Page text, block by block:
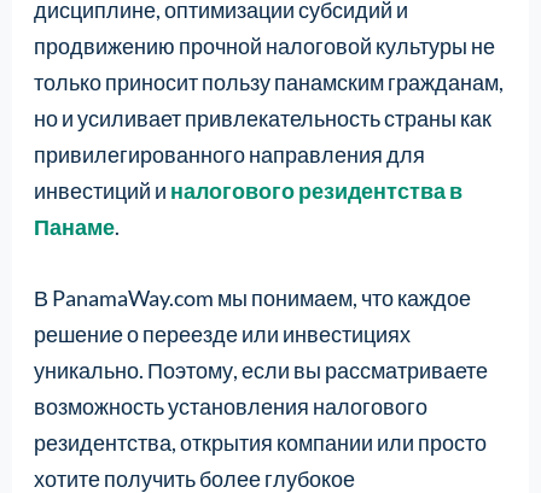
дисциплине, оптимизации субсидий и
продвижению прочной налоговой культуры не
только приносит пользу панамским гражданам,
но и усиливает привлекательность страны как
привилегированного направления для
инвестиций и налогового резидентства в
Панаме.
В PanamaWay.com мы понимаем, что каждое
решение о переезде или инвестициях
уникально. Поэтому, если вы рассматриваете
возможность установления налогового
резидентства, открытия компании или просто
хотите получить более глубокое